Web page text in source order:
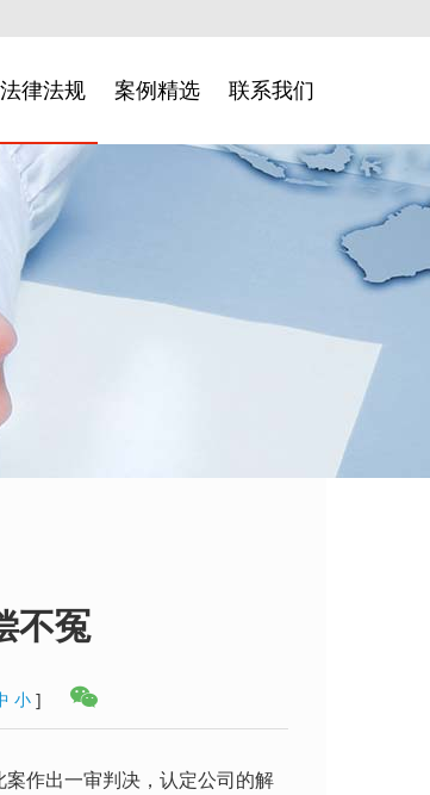
法律法规 案例精选 联系我们
不冤
小 ]
作出一审判决，认定公司的解